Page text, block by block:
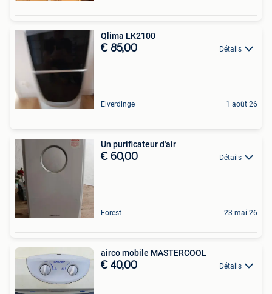
Qlima LK2100
€ 85,00 Détails
Elverdinge 1 août 26
Un purificateur d'air
€ 60,00 Détails
Forest 23 mai 26
airco mobile MASTERCOOL
€ 40,00 Détails